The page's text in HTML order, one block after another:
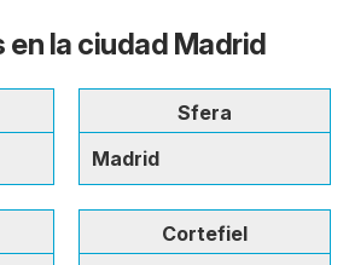
la ciudad Madrid
Sfera
Madrid
Cortefiel